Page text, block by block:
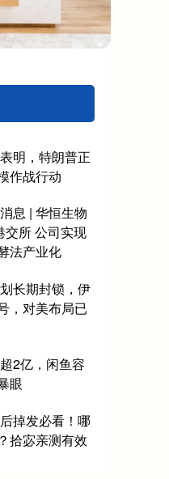
明，特朗普正
作战行动
息 | 华恒生物
交所 公司实现
法产业化
长期封锁，伊
，对美布局已
2亿，闲鱼容
眼
掉发必看！哪
拾宓亲测有效